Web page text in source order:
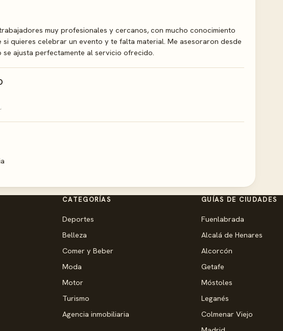
muy profesionales y cercanos, con mucho conocimiento
quieres celebrar un evento y te falta material. Me asesoraron desde
ajusta perfectamente al servicio ofrecido.
CATEGORÍAS
Deportes
Belleza
Comer y Beber
Moda
Motor
Turismo
Agencia inmobiliaria
GUÍAS DE CIUDADES
Fuenlabrada
Alcalá de Henares
Alcorcón
Getafe
Móstoles
Leganés
Colmenar Viejo